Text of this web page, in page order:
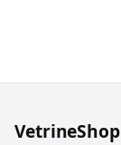
VetrineShop